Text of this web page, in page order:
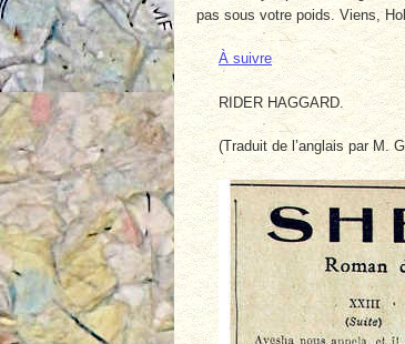
pas sous votre poids. Viens,
À suivre
RIDER HAGGARD.
(Traduit de l’anglais par M.